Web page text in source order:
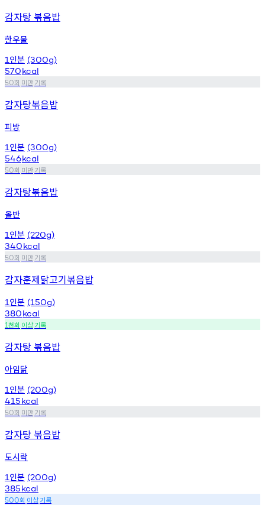
감자탕 볶음밥
한우물
1 인분 (300g)
570kcal
50회 미만기록
감자탕볶음밥
피방
1 인분 (300g)
546kcal
50회 미만기록
감자탕볶음밥
올반
1 인분 (220g)
340kcal
50회 미만기록
감자훈제닭고기볶음밥
1 인분 (150g)
380kcal
1천회 이상기록
감자탕 볶음밥
아임닭
1 인분 (200g)
415kcal
50회 미만기록
감자탕 볶음밥
도시락
1 인분 (200g)
385kcal
500회 이상기록